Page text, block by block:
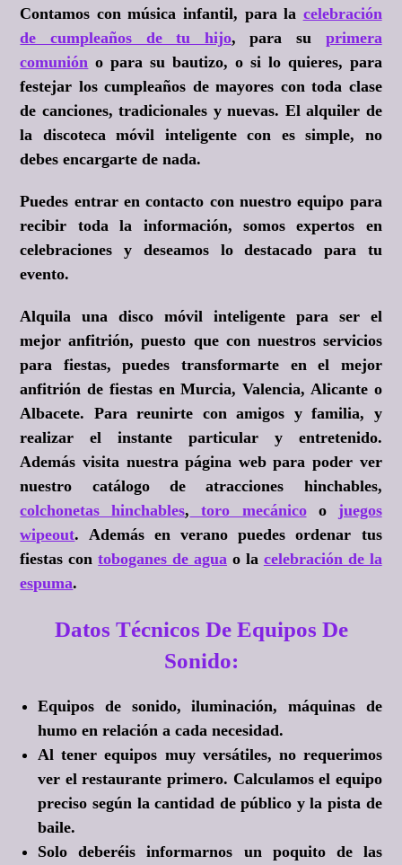
Contamos con música infantil, para la celebración
de cumpleaños de tu hijo, para su primera
comunión o para su bautizo, o si lo quieres, para
festejar los cumpleaños de mayores con toda clase
de canciones, tradicionales y nuevas. El alquiler de
la discoteca móvil inteligente con es simple, no
debes encargarte de nada.
Puedes entrar en contacto con nuestro equipo para
recibir toda la información, somos expertos en
celebraciones y deseamos lo destacado para tu
evento.
Alquila una disco móvil inteligente para ser el
mejor anfitrión, puesto que con nuestros servicios
para fiestas, puedes transformarte en el mejor
anfitrión de fiestas en Murcia, Valencia, Alicante o
Albacete. Para reunirte con amigos y familia, y
realizar el instante particular y entretenido.
Además visita nuestra página web para poder ver
nuestro catálogo de atracciones hinchables,
colchonetas hinchables, toro mecánicoo juegos
wipeout. Además en verano puedes ordenar tus
fiestas contoboganes de agua o la celebración de la
espuma.
Datos Técnicos De Equipos De
Sonido:
Equipos de sonido, iluminación, máquinas de
humo en relación a cada necesidad.
Al tener equipos muy versátiles, no requerimos
ver el restaurante primero. Calculamos el equipo
preciso según la cantidad de público y la pista de
baile.
Solo deberéis informarnos un poquito de las